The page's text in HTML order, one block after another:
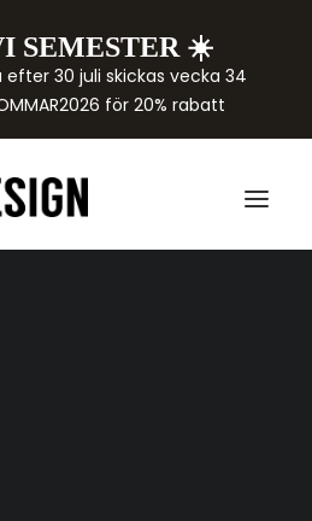
SEMESTER ☀️
30 juli skickas vecka 34
för 20% rabatt